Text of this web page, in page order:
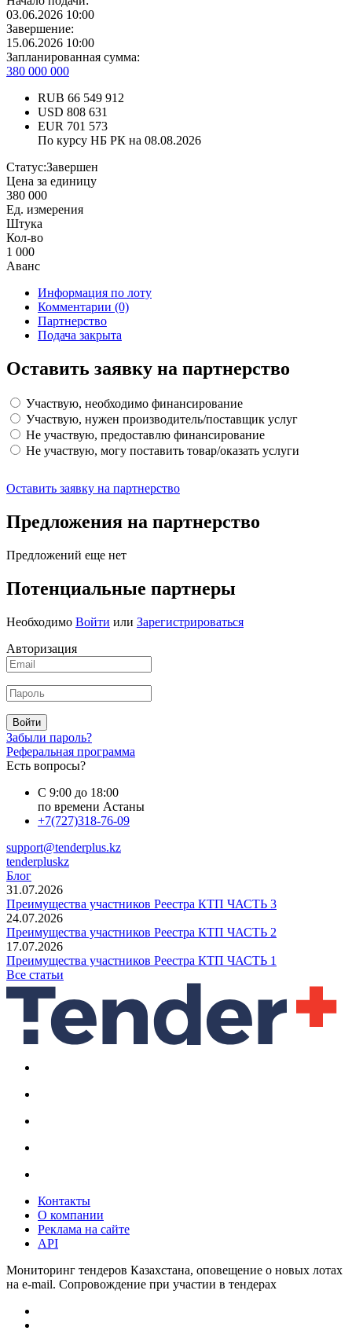
03.06.2026 10:00
Завершение:
15.06.2026 10:00
Запланированная сумма:
380 000 000
RUB 66 549 912
USD 808 631
EUR 701 573
По курсу НБ РК на 08.08.2026
Статус:Завершен
Цена за единицу
380 000
Ед. измерения
Штука
Кол-во
1 000
Аванс
Информация по лоту
Комментарии (0)
Партнерство
Подача закрыта
Оставить заявку на партнерство
Участвую, необходимо финансирование
Участвую, нужен производитель/поставщик услуг
Не участвую, предоставлю финансирование
Не участвую, могу поставить товар/оказать услуги
Оставить заявку на партнерство
Предложения на партнерство
Предложений еще нет
Потенциальные партнеры
Необходимо Войти или Зарегистрироваться
Авторизация
Войти
Забыли пароль?
Реферальная программа
Есть вопросы?
С 9:00 до 18:00
по времени Астаны
+7(727)318-76-09
support@tenderplus.kz
tenderpluskz
Блог
31.07.2026
Преимущества участников Реестра КТП ЧАСТЬ 3
24.07.2026
Преимущества участников Реестра КТП ЧАСТЬ 2
17.07.2026
Преимущества участников Реестра КТП ЧАСТЬ 1
Все статьи
Контакты
О компании
Реклама на сайте
API
Мониторинг тендеров Казахстана, оповещение о новых лотах
на e-mail. Сопровождение при участии в тендерах